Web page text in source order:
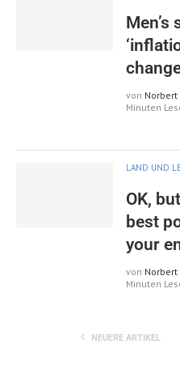
von Norbert
Minuten
LAND UND
OK,
best
your
von Norbert
Minuten
NEUERE ARTIKEL